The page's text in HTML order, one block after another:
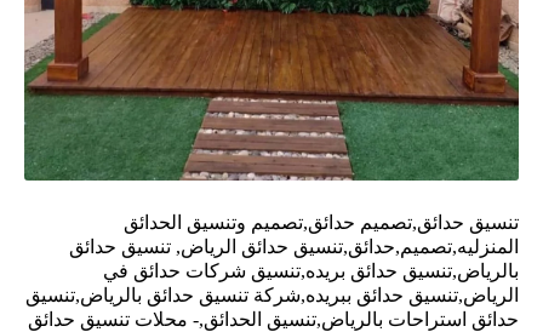
تنسيق حدائق,تصميم حدائق,تصميم وتنسيق الحدائق
المنزليه,تصميم,حدائق,تنسيق حدائق الرياض, تنسيق حدائق
بالرياض,تنسيق حدائق بريده,تنسيق شركات حدائق في
الرياض,تنسيق حدائق ببريده,شركة تنسيق حدائق بالرياض,تنسيق
حدائق استراحات بالرياض,تنسيق الحدائق,- محلات تنسيق حدائق